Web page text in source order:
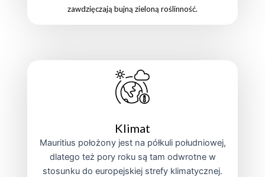
zawdzięczają bujną zieloną roślinność.
Klimat
Mauritius położony jest na półkuli południowej,
dlatego też pory roku są tam odwrotne w
stosunku do europejskiej strefy klimatycznej.